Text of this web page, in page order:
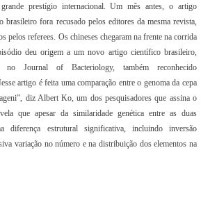
prestígio internacional. Um mês antes, o artigo
brasileiro fora recusado pelos editores da mesma revista,
pelos referees. Os chineses chegaram na frente na corrida
deu origem a um novo artigo científico brasileiro,
Journal of Bacteriology, também reconhecido
artigo é feita uma comparação entre o genoma da cepa
diz Albert Ko, um dos pesquisadores que assina o
que apesar da similaridade genética entre as duas
diferença estrutural significativa, incluindo inversão
variação no número e na distribuição dos elementos na